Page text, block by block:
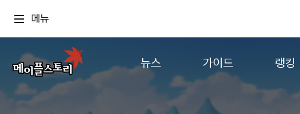
메뉴
뉴스
공지사항
가이드
게임정보
랭킹